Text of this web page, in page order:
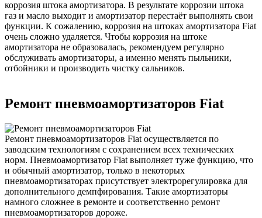
коррозия штока амортизатора. В результате коррозии штока
газ и масло выходит и амортизатор перестаёт выполнять свои
функции. К сожалению, коррозия на штоках амортизатора Fiat
очень сложно удаляется. Чтобы коррозия на штоке
амортизатора не образовалась, рекомендуем регулярно
обслуживать амортизаторы, а именно менять пыльники,
отбойники и производить чистку сальников.
Ремонт пневмоамортизаторов Fiat
Ремонт пневмоамортизаторов Fiat осуществляется по
заводским технологиям с сохранением всех технических
норм. Пневмоамортизатор Fiat выполняет туже функцию, что
и обычный амортизатор, только в некоторых
пневмоамортизаторах присутствует электрорегулировка для
дополнительного демпфирования. Такие амортизаторы
намного сложнее в ремонте и соответственно ремонт
пневмоамортизаторов дороже.